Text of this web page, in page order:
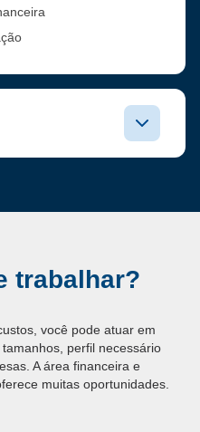
trabalhar?
você pode atuar em
perfil necessário
A área financeira e
muitas oportunidades.